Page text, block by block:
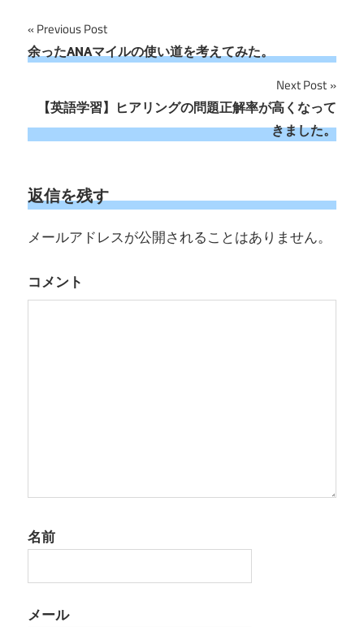
投
稿
ナ
ビ
ー
ン
Previous Post
余ったANAマイルの使い道を考えてみた。
Next Post
【英語学習】ヒアリングの問題正解率が高くなって
きました。
返信を残す
メールアドレスが公開されることはありません。
コメント
名前
メール